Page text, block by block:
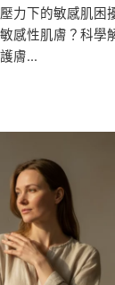
力下的敏感肌困
感性肌膚？科學
膚...